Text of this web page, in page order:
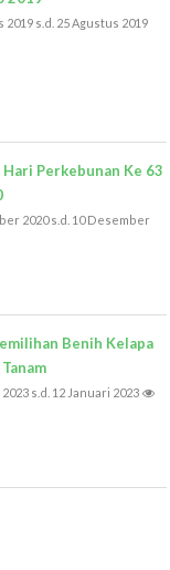
2019 s.d. 25 Agustus 2019
Perkebunan Ke 63
2020 s.d. 10 Desember
Benih Kelapa
s.d. 12 Januari 2023